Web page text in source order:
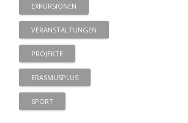
EXKURSIONEN
VERANSTALTUNGEN
PROJEKTE
ERASMUSPLUS
SPORT